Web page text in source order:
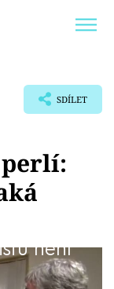
SDÍLET
není